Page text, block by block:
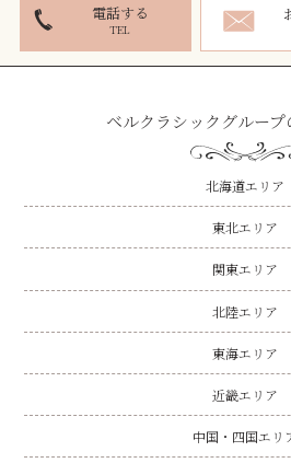
電話する
TEL
ベルクラシックグルー
北海道エリア
東北エリア
関東エリア
北陸エリア
東海エリア
近畿エリア
中国・四国エリ